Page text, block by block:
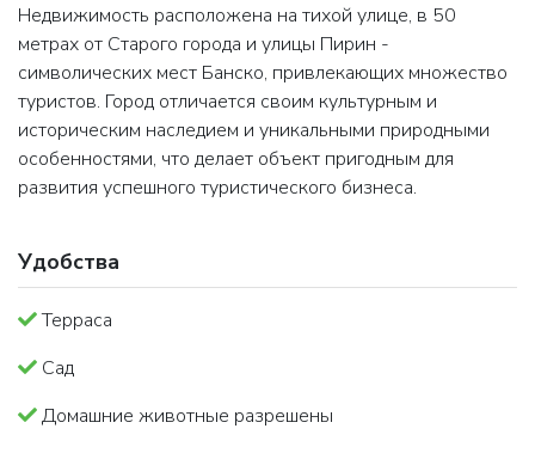
Недвижимость расположена на тихой улице, в 50
метрах от Старого города и улицы Пирин -
символических мест Банско, привлекающих множество
туристов. Город отличается своим культурным и
историческим наследием и уникальными природными
особенностями, что делает объект пригодным для
развития успешного туристического бизнеса.
Удобства
Терраса
Сад
Домашние животные разрешены